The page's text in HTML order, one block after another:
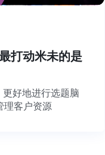
打动米未的是
更好地进行选题脑
理客户资源